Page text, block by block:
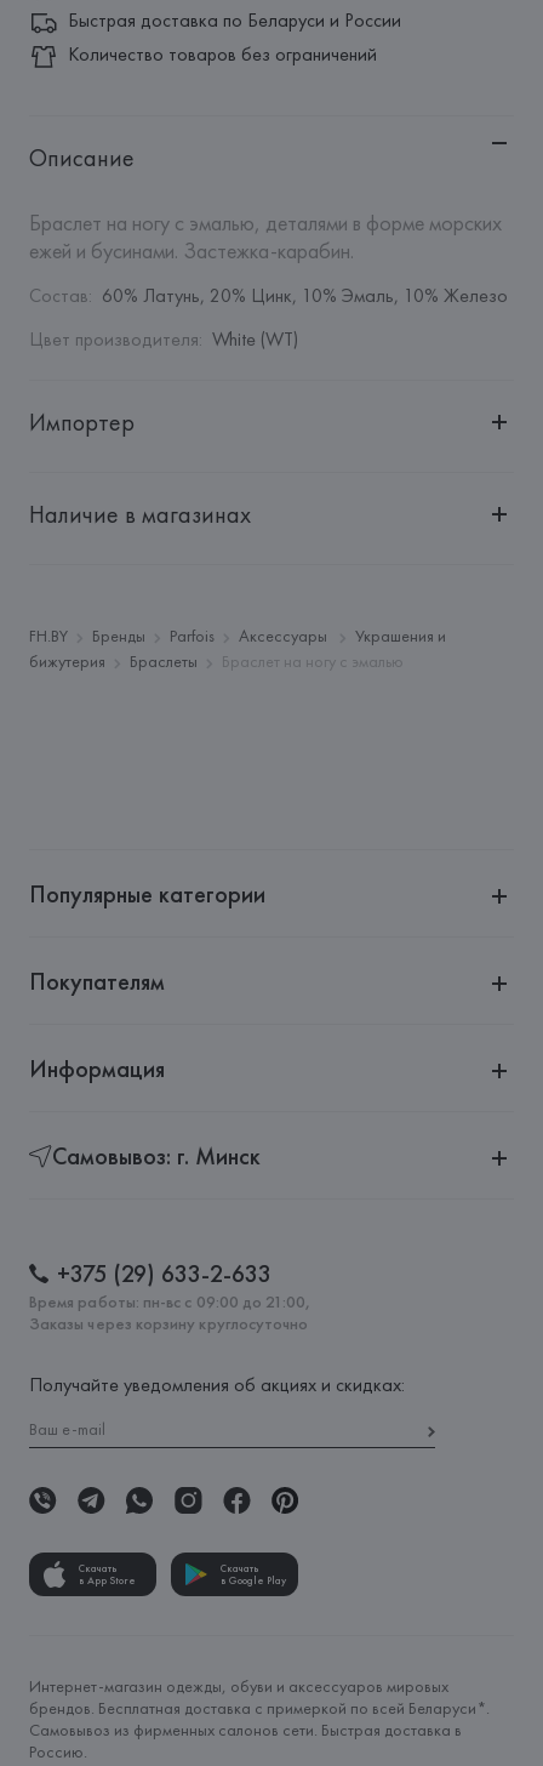
Быстрая доставка по Беларуси и России
Количество товаров без ограничений
Описание
Браслет на ногу с эмалью, деталями в форме морских
ежей и бусинами. Застежка-карабин.
Состав: 60% Латунь, 20% Цинк, 10% Эмаль, 10% Железо
Цвет производителя: White (WT)
Импортер
"БелВиринея"
Адрес:
ПОРТУГАЛИЯ, Barata & Ramilo, S.A., Rua do Sistelo,
Lugar de Santegãos. 4435-429 Rio Tinto,
Наличие в магазинах
FH.BY Бренды Parfois Аксессуары
Украшения и
бижутерия
Браслеты Браслет на ногу с эмалью
Популярные категории
Покупателям
Информация
Самовывоз: г. Минск
+375 (29) 633-2-633
Время работы: пн-вс с 09:00 до 21:00,
Заказы через корзину круглосуточно
Получайте уведомления об акциях и скидках:
Скачать
в App Store
Скачать
в Google Play
Интернет-магазин одежды, обуви и аксессуаров мировых
брендов. Бесплатная доставка с примеркой по всей Беларуси*.
Самовывоз из фирменных салонов сети. Быстрая доставка в
Россию.